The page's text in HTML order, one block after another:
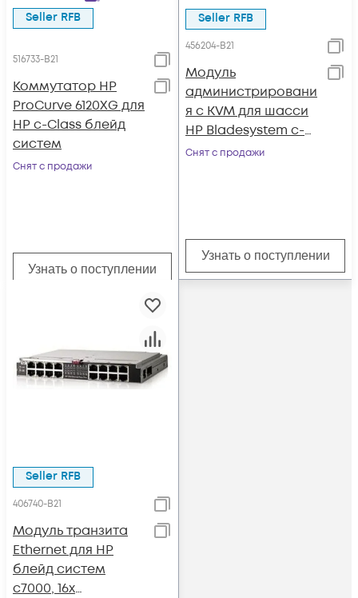
Seller RFB
516733-B21
Коммутатор HP
ProCurve 6120XG для
HP c-Class блейд
систем
Снят с продажи
Узнать о поступлении
Seller RFB
456204-B21
Модуль
администрировани
я с KVM для шасси
HP Bladesystem c-
Class c7000
Снят с продажи
Узнать о поступлении
Seller RFB
406740-B21
Модуль транзита
Ethernet для HP
блейд систем
c7000, 16х